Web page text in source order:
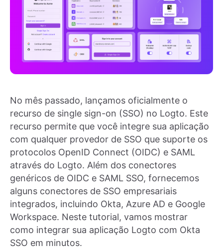
No mês passado, lançamos oficialmente o
recurso de single sign-on (SSO) no Logto. Este
recurso permite que você integre sua aplicação
com qualquer provedor de SSO que suporte os
protocolos OpenID Connect (OIDC) e SAML
através do Logto. Além dos conectores
genéricos de OIDC e SAML SSO, fornecemos
alguns conectores de SSO empresariais
integrados, incluindo Okta, Azure AD e Google
Workspace. Neste tutorial, vamos mostrar
como integrar sua aplicação Logto com Okta
SSO em minutos.